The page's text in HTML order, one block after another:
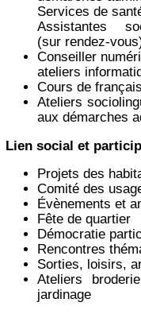
Services de
Assistantes
(sur rendez-
Conseiller
ateliers
Cours de français
Ateliers
aux démarches
Lien social et
Projets des
Comité des
Évènements et
Fête de quartier
Démocratie
Rencontres
Sorties, loisirs,
Ateliers
jardinage